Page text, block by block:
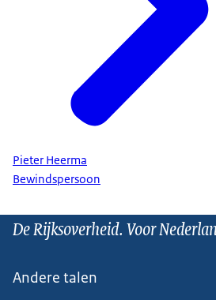
Pieter Heerma
Bewindspersoon
De Rijksoverheid. Voor
Andere talen